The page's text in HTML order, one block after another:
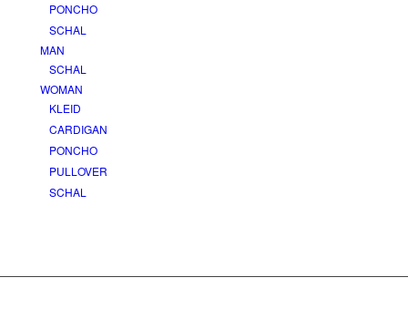
PONCHO
SCHAL
MAN
SCHAL
WOMAN
KLEID
CARDIGAN
PONCHO
PULLOVER
SCHAL